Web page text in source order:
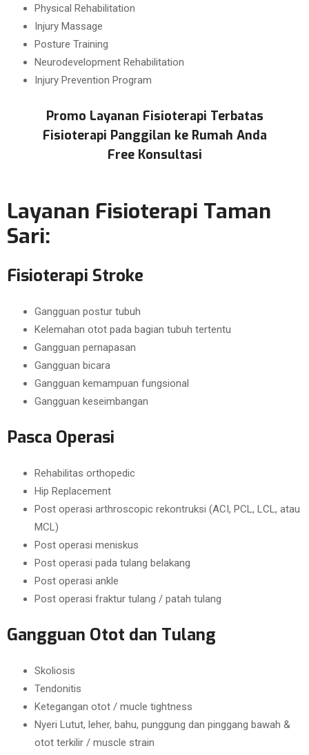
Physical Rehabilitation
Injury Massage
Posture Training
Neurodevelopment Rehabilitation
Injury Prevention Program
Promo Layanan Fisioterapi Terbatas
Fisioterapi Panggilan ke Rumah Anda
Free Konsultasi
Layanan Fisioterapi Taman
Sari:
Fisioterapi Stroke
Gangguan postur tubuh
Kelemahan otot pada bagian tubuh tertentu
Gangguan pernapasan
Gangguan bicara
Gangguan kemampuan fungsional
Gangguan keseimbangan
Pasca Operasi
Rehabilitas orthopedic
Hip Replacement
Post operasi arthroscopic rekontruksi (ACI, PCL, LCL, atau
MCL)
Post operasi meniskus
Post operasi pada tulang belakang
Post operasi ankle
Post operasi fraktur tulang / patah tulang
Gangguan Otot dan Tulang
Skoliosis
Tendonitis
Ketegangan otot / mucle tightness
Nyeri Lutut, leher, bahu, punggung dan pinggang bawah &
otot terkilir / muscle strain